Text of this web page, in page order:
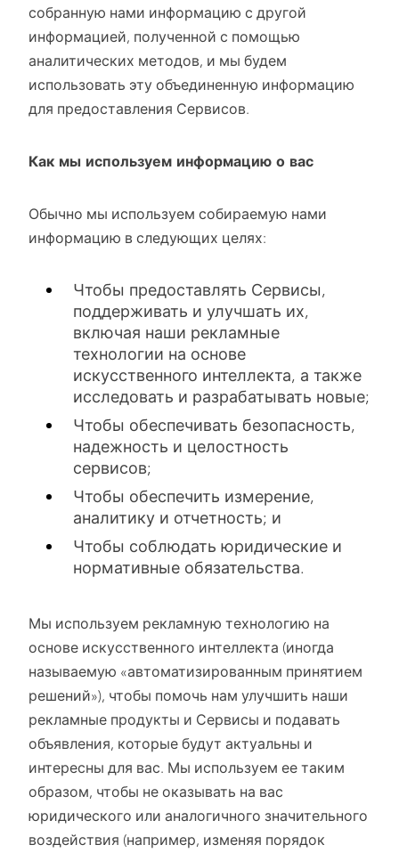
собранную нами информацию с другой
информацией, полученной с помощью
аналитических методов, и мы будем
использовать эту объединенную информацию
для предоставления Сервисов.
Как мы используем информацию о вас
Обычно мы используем собираемую нами
информацию в следующих целях:
Чтобы предоставлять Сервисы,
поддерживать и улучшать их,
включая наши рекламные
технологии на основе
искусственного интеллекта, а также
исследовать и разрабатывать новые;
Чтобы обеспечивать безопасность,
надежность и целостность
сервисов;
Чтобы обеспечить измерение,
аналитику и отчетность; и
Чтобы соблюдать юридические и
нормативные обязательства.
Мы используем рекламную технологию на
основе искусственного интеллекта (иногда
называемую «автоматизированным принятием
решений»), чтобы помочь нам улучшить наши
рекламные продукты и Сервисы и подавать
объявления, которые будут актуальны и
интересны для вас. Мы используем ее таким
образом, чтобы не оказывать на вас
юридического или аналогичного значительного
воздействия (например, изменяя порядок